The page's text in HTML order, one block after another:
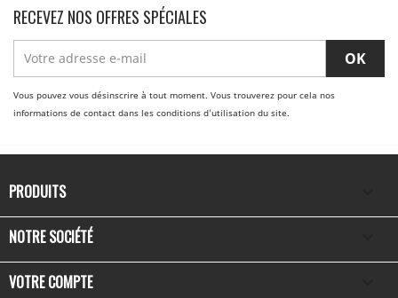
RECEVEZ NOS OFFRES SPÉCIALES
Vous pouvez vous désinscrire à tout moment. Vous trouverez pour cela nos
informations de contact dans les conditions d'utilisation du site.
PRODUITS
NOTRE SOCIÉTÉ
VOTRE COMPTE